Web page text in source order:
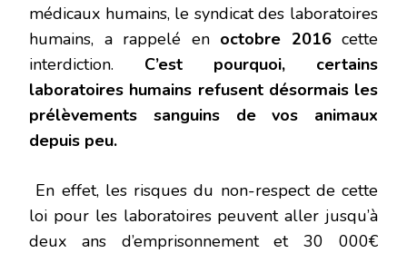
médicaux humains, le syndicat des laboratoires
humains, a rappelé en octobre 2016cette
interdiction. C’est pourquoi, certains
laboratoires humains refusent désormais les
prélèvements sanguins de vos animaux
depuis peu.
En effet, les risques du non-respect de cette
loi pour les laboratoires peuvent aller jusqu’à
deux ans d’emprisonnement et 30 000€